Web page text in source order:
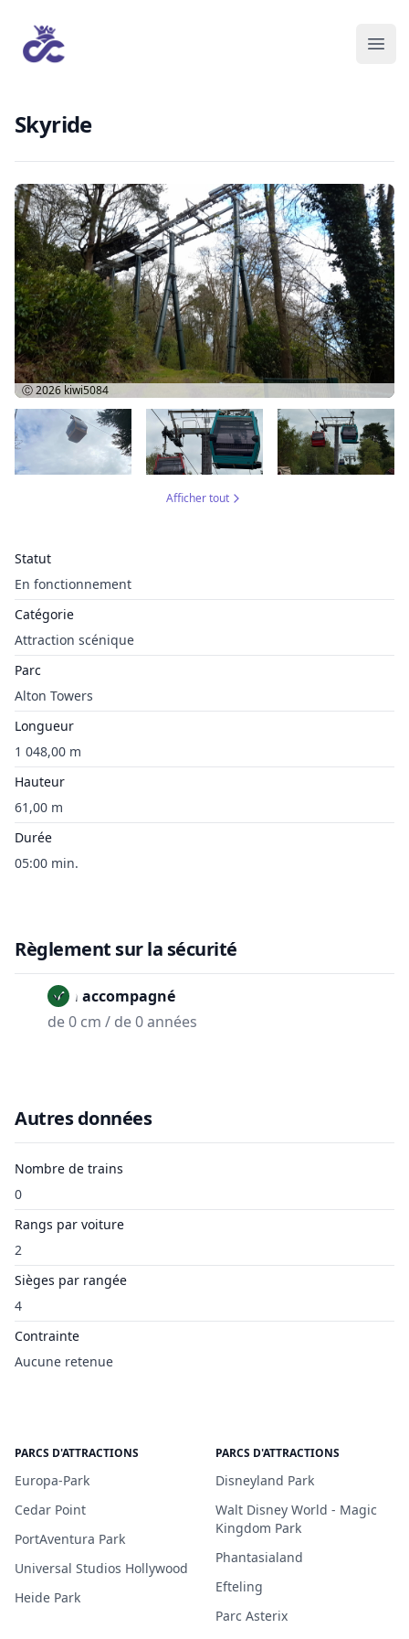
Skyride
Statut
En fonctionnement
Catégorie
Attraction scénique
Parc
Alton Towers
Longueur
1 048,00 m
Hauteur
61,00 m
Durée
05:00 min.
Ⓒ 2026 kiwi5084
Afficher tout
Règlement sur la sécurité
Non accompagné
de 0 cm / de 0 années
Autres données
Nombre de trains
0
Rangs par voiture
2
Sièges par rangée
4
Contrainte
Aucune retenue
PARCS D'ATTRACTIONS
Europa-Park
Cedar Point
PortAventura Park
Universal Studios Hollywood
Heide Park
PARCS D'ATTRACTIONS
Disneyland Park
Walt Disney World - Magic
Kingdom Park
Phantasialand
Efteling
Parc Asterix